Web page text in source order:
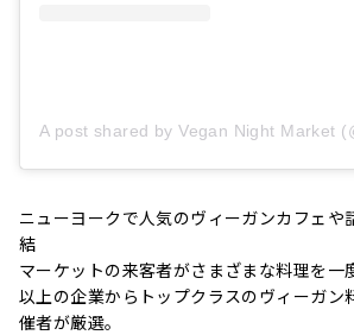
ニューヨークで人気のヴィーガンカフェや
結
マーケットの来客者がさまざまな料理を一
以上の企業からトップクラスのヴィーガン
催者が厳選。